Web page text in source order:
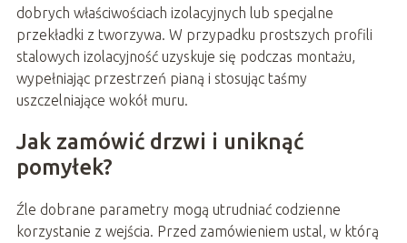
dobrych właściwościach izolacyjnych lub specjalne
przekładki z tworzywa. W przypadku prostszych profili
stalowych izolacyjność uzyskuje się podczas montażu,
wypełniając przestrzeń pianą i stosując taśmy
uszczelniające wokół muru.
Jak zamówić drzwi i uniknąć
pomyłek?
Źle dobrane parametry mogą utrudniać codzienne
korzystanie z wejścia. Przed zamówieniem ustal, w którą